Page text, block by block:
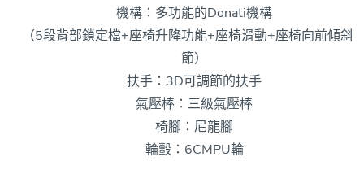
機構：多功能的Donati機構
（5段背部鎖定檔+座椅升降功能+座椅滑動+座椅向前傾斜
節）
扶手：3D可調節的扶手
氣壓棒：三級氣壓棒
椅腳：尼龍腳
輪轂：6CMPU輪